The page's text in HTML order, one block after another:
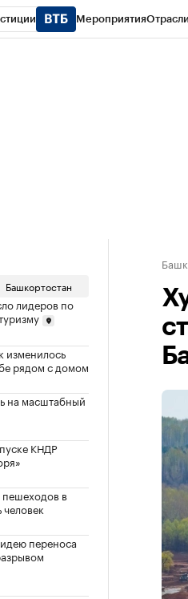
МероприятияОтрасли
Башкортостан
лидеров по
изменилось
рядом с домом
на масштабный
КНДР
пешеходов в
переноса